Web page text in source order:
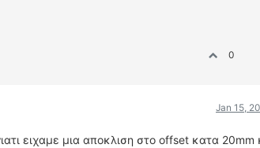
0
Jan 15,
ειχαμε μια αποκλιση στο offset κατα 20mm